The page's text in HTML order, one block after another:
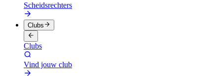
Scheidsrechters
Clubs
Clubs
Vind jouw club